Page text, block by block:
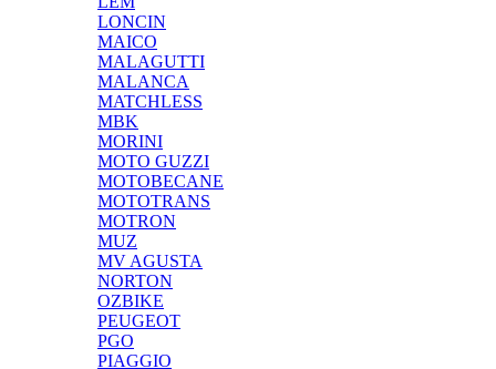
LONCIN
MAICO
MALAGUTTI
MALANCA
MATCHLESS
MBK
MORINI
MOTO GUZZI
MOTOBECANE
MOTOTRANS
MOTRON
MUZ
MV AGUSTA
NORTON
OZBIKE
PEUGEOT
PGO
PIAGGIO